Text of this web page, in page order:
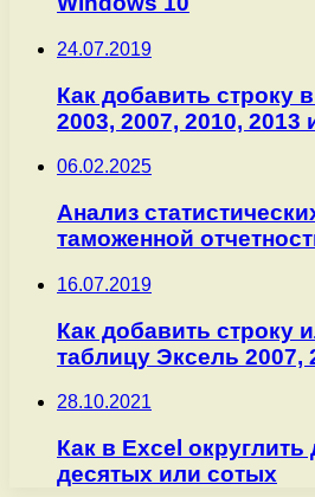
24.07.2019
Как добавить строку
2003, 2007, 2010, 2013
06.02.2025
Анализ
таможенной
16.07.2019
Как добавить строку
таблицу Эксель 2007,
28.10.2021
Как в Excel округлить
десятых или сотых